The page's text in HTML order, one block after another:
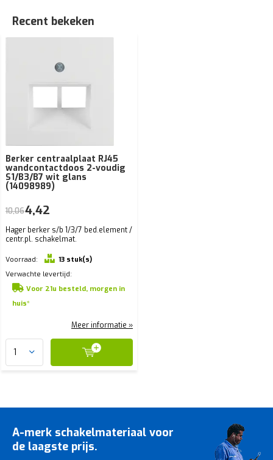
Recent bekeken
Berker centraalplaat RJ45
wandcontactdoos 2-voudig
S1/B3/B7 wit glans
(14098989)
Hager berker s/b 1/3/7 bed.element /
centr.pl. schakelmat.
Voorraad:
13 stuk(s)
Verwachte levertijd:
Voor 21u besteld, morgen in
huis*
10,064,42
Meer informatie »
A-merk schakelmateriaal voor
de laagste prijs.